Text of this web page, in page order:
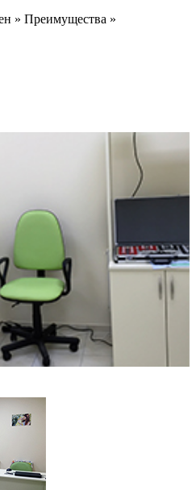
» Преимущества »